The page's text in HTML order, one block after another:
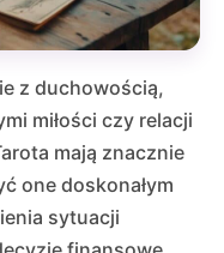
z duchowością,
miłości czy relacji
mają znacznie
one doskonałym
sytuacji